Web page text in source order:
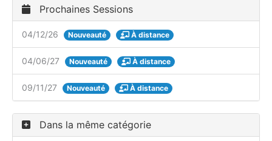
Prochaines Sessions
04/12/26 Nouveauté À distance
04/06/27 Nouveauté À distance
09/11/27 Nouveauté À distance
Dans la même catégorie